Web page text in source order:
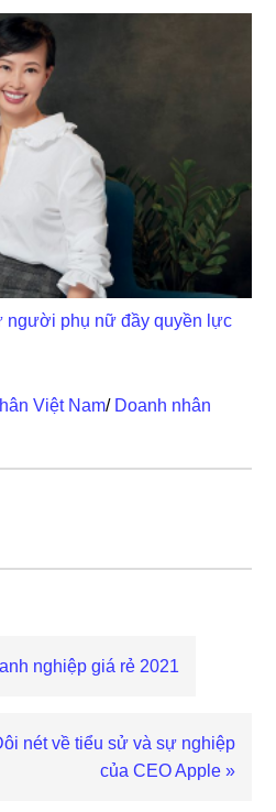
người phụ nữ đầy quyền lực
Việt Nam/ Doanh nhân
nghiệp giá rẻ 2021
nét về tiểu sử và sự nghiệp
của CEO Apple »